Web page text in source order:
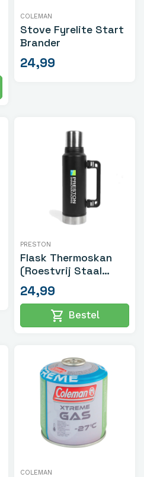
COLEMAN
Stove Fyrelite Start
Brander
24,99
PRESTON
Flask Thermoskan
(Roestvrij Staal
1.4ltr)
24,99
shopping_cart Bestel
COLEMAN